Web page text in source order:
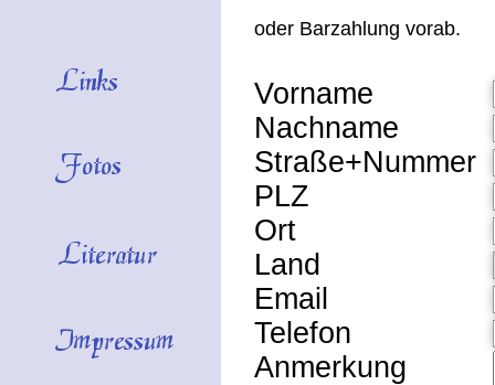
oder Barzahlung vorab.
Vorname
Nachname
Straße+Nummer
PLZ
Ort
Land
Email
Telefon
Anmerkung